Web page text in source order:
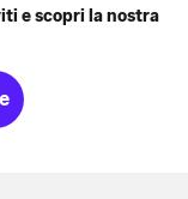
e scopri la nostra